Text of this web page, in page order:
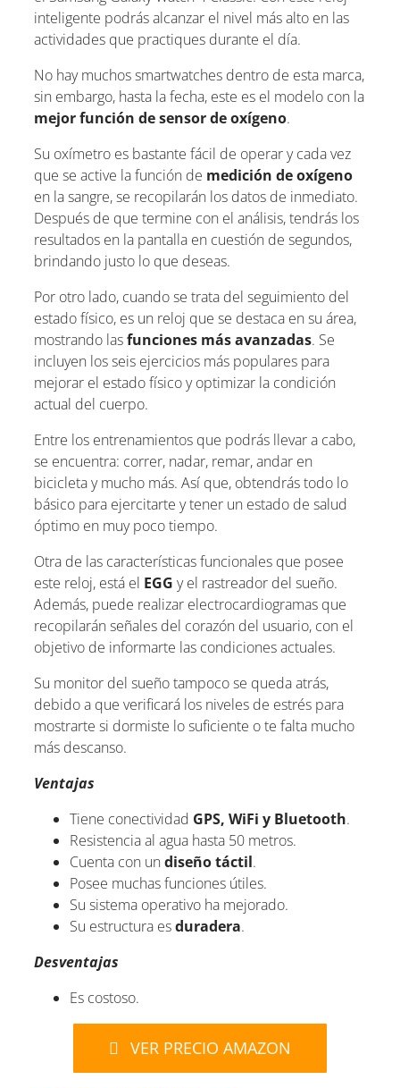
inteligente podrás alcanzar el nivel más alto en las
actividades que practiques durante el día.
No hay muchos smartwatches dentro de esta marca,
sin embargo, hasta la fecha, este es el modelo con la
mejor función de sensor de oxígeno.
Su oxímetro es bastante fácil de operar y cada vez
que se active la función de medición de oxígeno
en la sangre, se recopilarán los datos de inmediato.
Después de que termine con el análisis, tendrás los
resultados en la pantalla en cuestión de segundos,
brindando justo lo que deseas.
Por otro lado, cuando se trata del seguimiento del
estado físico, es un reloj que se destaca en su área,
mostrando lasfunciones más avanzadas. Se
incluyen los seis ejercicios más populares para
mejorar el estado físico y optimizar la condición
actual del cuerpo.
Entre los entrenamientos que podrás llevar a cabo,
se encuentra: correr, nadar, remar, andar en
bicicleta y mucho más. Así que, obtendrás todo lo
básico para ejercitarte y tener un estado de salud
óptimo en muy poco tiempo.
Otra de las características funcionales que posee
este reloj, está el EGG y el rastreador del sueño.
Además, puede realizar electrocardiogramas que
recopilarán señales del corazón del usuario, con el
objetivo de informarte las condiciones actuales.
Su monitor del sueño tampoco se queda atrás,
debido a que verificará los niveles de estrés para
mostrarte si dormiste lo suficiente o te falta mucho
más descanso.
Ventajas
Tiene conectividad GPS, WiFi y Bluetooth.
Resistencia al agua hasta 50 metros.
Cuenta con undiseño táctil.
Posee muchas funciones útiles.
Su sistema operativo ha mejorado.
Su estructura esduradera.
Desventajas
Es costoso.
VER PRECIO AMAZON